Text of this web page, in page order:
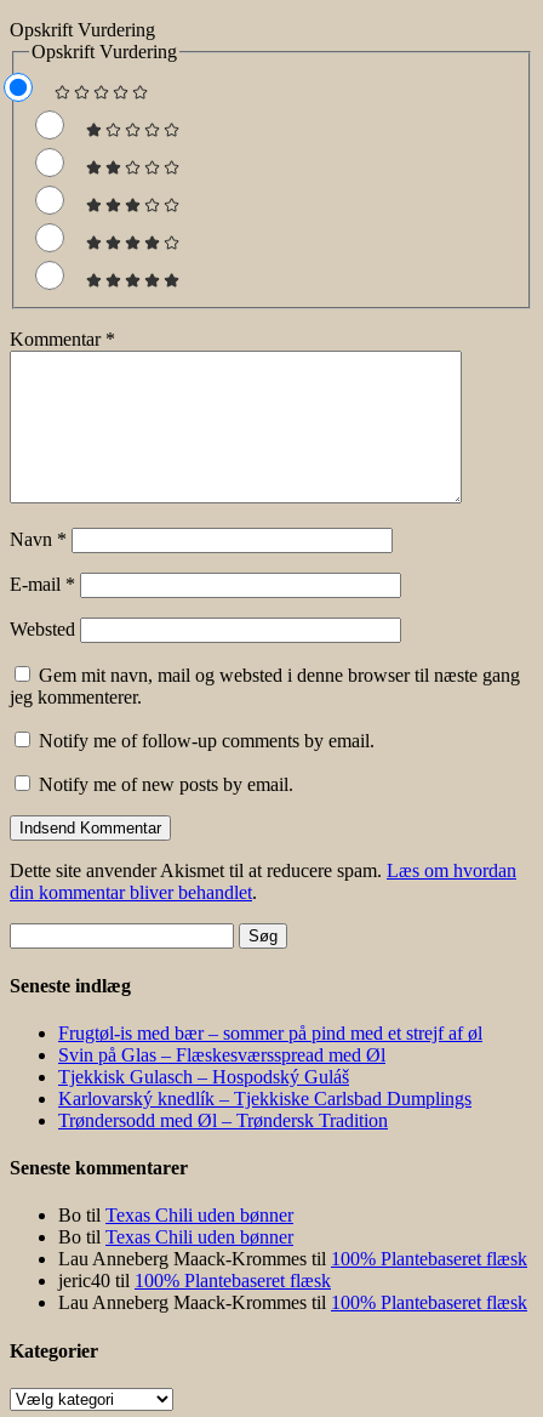
Opskrift Vurdering
Opskrift Vurdering
Kommentar *
Navn *
E-mail *
Websted
Gem mit navn, mail og websted i denne browser til næste gang
jeg kommenterer.
Notify me of follow-up comments by email.
Notify me of new posts by email.
Dette site anvender Akismet til at reducere spam. Læs om hvordan
din kommentar bliver behandlet.
efter:
Seneste indlæg
Frugtøl-is med bær – sommer på pind med et strejf af øl
Svin på Glas – Flæskesværsspread med Øl
Tjekkisk Gulasch – Hospodský Guláš
Karlovarský knedlík – Tjekkiske Carlsbad Dumplings
Trøndersodd med Øl – Trøndersk Tradition
Seneste kommentarer
Bo til Texas Chili uden bønner
Bo til Texas Chili uden bønner
Lau Anneberg Maack-Krommes til 100% Plantebaseret flæsk
jeric40 til 100% Plantebaseret flæsk
Lau Anneberg Maack-Krommes til 100% Plantebaseret flæsk
Kategorier
Kategorier